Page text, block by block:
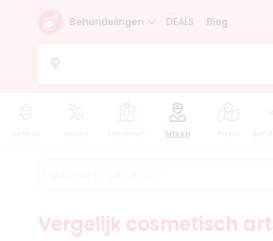
Behandelingen DEALS Blog
Artsen
Vergelijk cosmetisch